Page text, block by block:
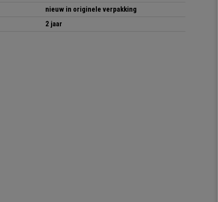
nieuw in originele verpakking
2 jaar